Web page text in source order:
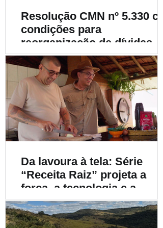
Resolução CMN nº 5.330
condições para
reorganização de dívidas de
cafeicultores
Da lavoura à tela: Série
“Receita Raiz” projeta a
força, a tecnologia e a
diversidade do café
brasileiro para o mundo